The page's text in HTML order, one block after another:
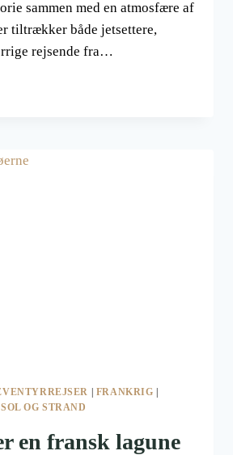
sammen med en atmosfære af
tiltrækker både jetsettere,
rejsende fra…
| FRANKRIG |
SOL OG STRAND
en fransk lagune